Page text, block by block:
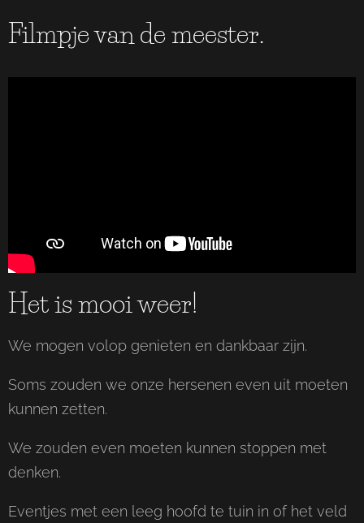
Filmpje van de meester.
Het is mooi weer!
We mogen volop genieten en dankbaar zijn.
Soms zouden we onze hersenen even uit moeten
kunnen zetten.
We zouden even moeten kunnen stoppen met
denken.
Eventjes met een leeg hoofd te tuin in of het veld